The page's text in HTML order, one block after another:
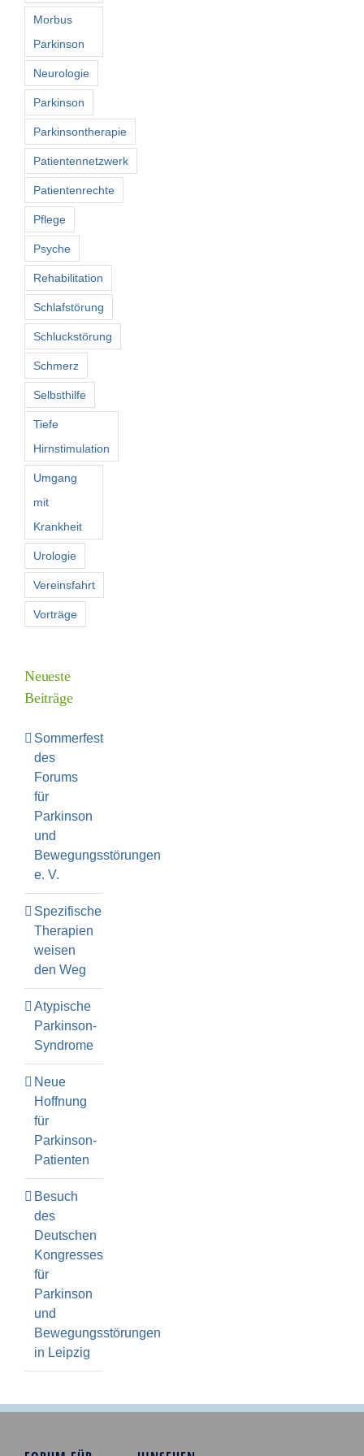
Morbus
Parkinson
Neurologie
Parkinson
Parkinsontherapie
Patientennetzwerk
Patientenrechte
Pflege
Psyche
Rehabilitation
Schlafstörung
Schluckstörung
Schmerz
Selbsthilfe
Tiefe
Hirnstimulation
Umgang
mit
Krankheit
Urologie
Vereinsfahrt
Vorträge
Neueste
Beiträge
Sommerfest
des
Forums
für
Parkinson
und
Bewegungsstörungen
e. V.
Spezifische
Therapien
weisen
den Weg
Atypische
Parkinson-
Syndrome
Neue
Hoffnung
für
Parkinson-
Patienten
Besuch
des
Deutschen
Kongresses
für
Parkinson
und
Bewegungsstörungen
in Leipzig